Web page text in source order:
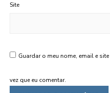
Site
Guardar o meu nome, email e
vez que eu comentar.